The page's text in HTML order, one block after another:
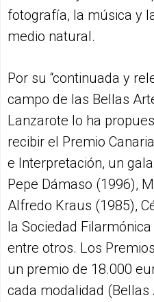
fotografía, la música y
medio natural.
Por su “continuada y
campo de las Bellas
Lanzarote lo ha
recibir el Premio
e Interpretación, un
Pepe Dámaso (1996),
Alfredo Kraus (1985),
la Sociedad
entre otros. Los
un premio de 18.000
cada modalidad